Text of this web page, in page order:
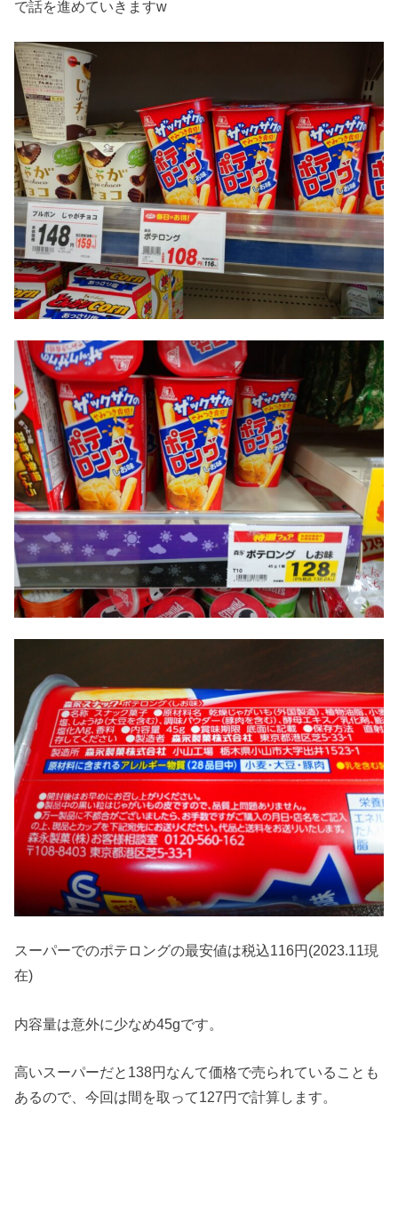
で話を進めていきますw
スーパーでのポテロングの最安値は税込116円(2023.11現
在)
内容量は意外に少なめ45gです。
高いスーパーだと138円なんて価格で売られていることも
あるので、今回は間を取って127円で計算します。